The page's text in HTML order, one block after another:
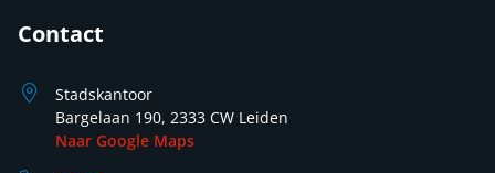
Contact
Stadskantoor
Bargelaan 190, 2333 CW Leiden
Naar Google Maps